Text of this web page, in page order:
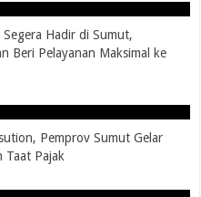
Hadir di Sumut,
Beri Pelayanan Maksimal ke
Pemprov Sumut Gelar
Taat Pajak